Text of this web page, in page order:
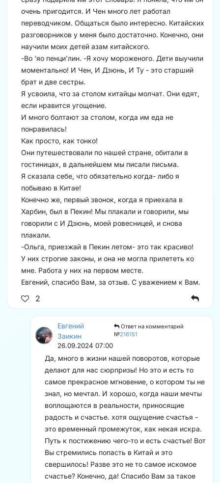
очень пригодится. И Чен много лет работал
переводчиком. Общаться было интересно. Китайских
разговорников у меня было достаточно. Конечно, они
научили моих детей азам китайского.
-Во 'яо пенци'лин. -Я хочу мороженого. Дети выучили
моментально! И Чен, И Дзюнь, И Ту - это старший
брат и две сестры.
Я усвоила, что за столом китайцы молчат. Они едят,
если нравится угощение.
И много болтают за столом, когда им еда не
понравилась!
Как просто, как тонко!
Они путешествовали по нашей стране, обитали в
гостиницах, в дальнейшем мы писали письма.
Я сказала себе, что обязательно когда- либо я
побываю в Китае!
Конечно же, первый звонок, когда я приехала в
Харбин, был в Пекин! Мы плакали и говорили, мы
говорили с И Дзюнь, моей ровесницей, и снова
плакали.
-Ольга, приезжай в Пекин летом- это так красиво!
У них строгие законы, и она не могла прилететь ко
мне. Работа у них на первом месте.
Евгений, спасибо Вам, за отзыв. С уважением к Вам.
2
Евгений
Заикин
Ответ на комментарий
№216151
26.09.2024 07:00
Да, много в жизни нашей поворотов, которые
делают для нас сюрпризы! Но это и есть то
самое прекрасное мгновение, о котором ты не
знал, но мечтал. И хорошо, когда наши мечты
воплощаются в реальности, приносящие
радость и счастье. хотя ощущение счастья -
это временный промежуток, как некая искра.
Путь к постижению чего-то и есть счастье! Вот
Вы стремились попасть в Китай и это
свершилось! Разве это не то самое искомое
счастье? Конечно, да! Спасибо Вам за такое